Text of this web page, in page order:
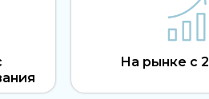
На рынке с